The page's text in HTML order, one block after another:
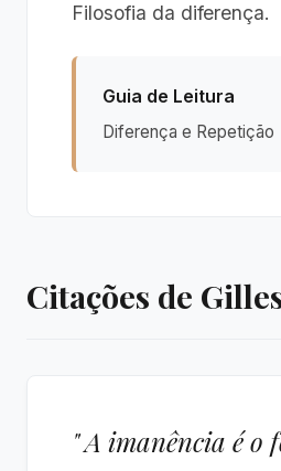
Filosofia da diferença.
Guia de Leitura
Diferença e Repetição
Citações de
" A imanência é o